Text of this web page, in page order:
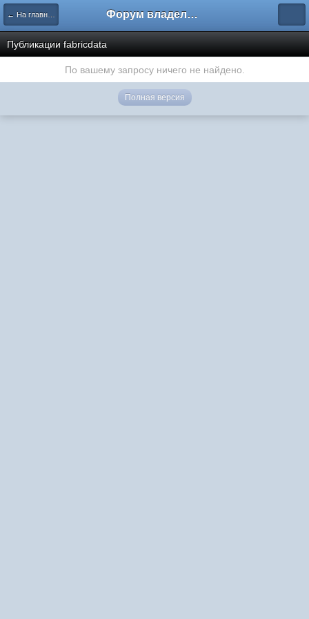
← На главную Форум владельцев интернет-магазинов
Публикации fabricdata
По вашему запросу ничего не найдено.
Полная версия